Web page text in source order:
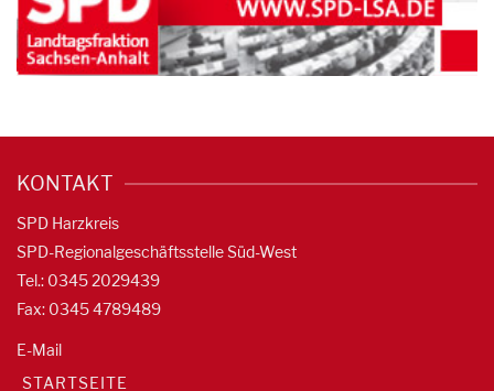
KONTAKT
SPD Harzkreis
SPD-Regionalgeschäftsstelle Süd-West
Tel.: 0345 2029439
Fax: 0345 4789489
E-Mail
STARTSEITE